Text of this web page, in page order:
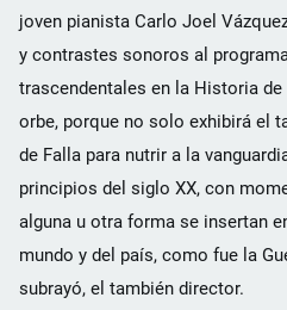
joven pianista Carlo Joel
y contrastes sonoros al
trascendentales en la Historia de
orbe, porque no solo exhibirá el
de Falla para nutrir a la
principios del siglo XX, con
alguna u otra forma se insertan
mundo y del país, como fue la
subrayó, el también director.